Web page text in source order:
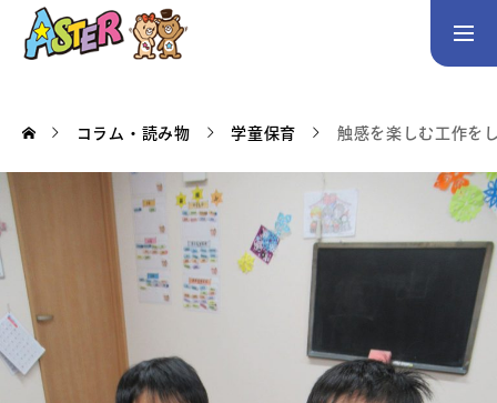
トップページ
英会話／プログラミング／3Dデザイン／学童保育
英会話（未就学児） 英会話（小学生） 英会話（中学生）
生徒・保護者の声
コラム・読み物 学童保育 触感を楽しむ工作